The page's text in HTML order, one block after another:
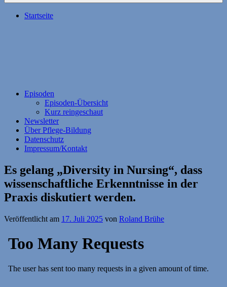
Startseite
Episoden
Episoden-Übersicht
Kurz reingeschaut
Newsletter
Über Pflege-Bildung
Datenschutz
Impressum/Kontakt
Es gelang „Diversity in Nursing“, dass
wissenschaftliche Erkenntnisse in der
Praxis diskutiert werden.
Veröffentlicht am 17. Juli 2025 von Roland Brühe